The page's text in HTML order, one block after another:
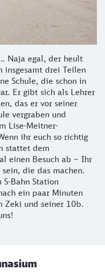
Naja egal, der heult
insgesamt drei Teilen
Schule, die schon in
Er gibt sich als Lehrer
das er vor seiner
vergraben und
Lise-Meitner-
ihr euch so richtig
stattet dem
einen Besuch ab – Ihr
die das machen.
Bahn Station
ein paar Minuten
Zeki und seiner 10b.